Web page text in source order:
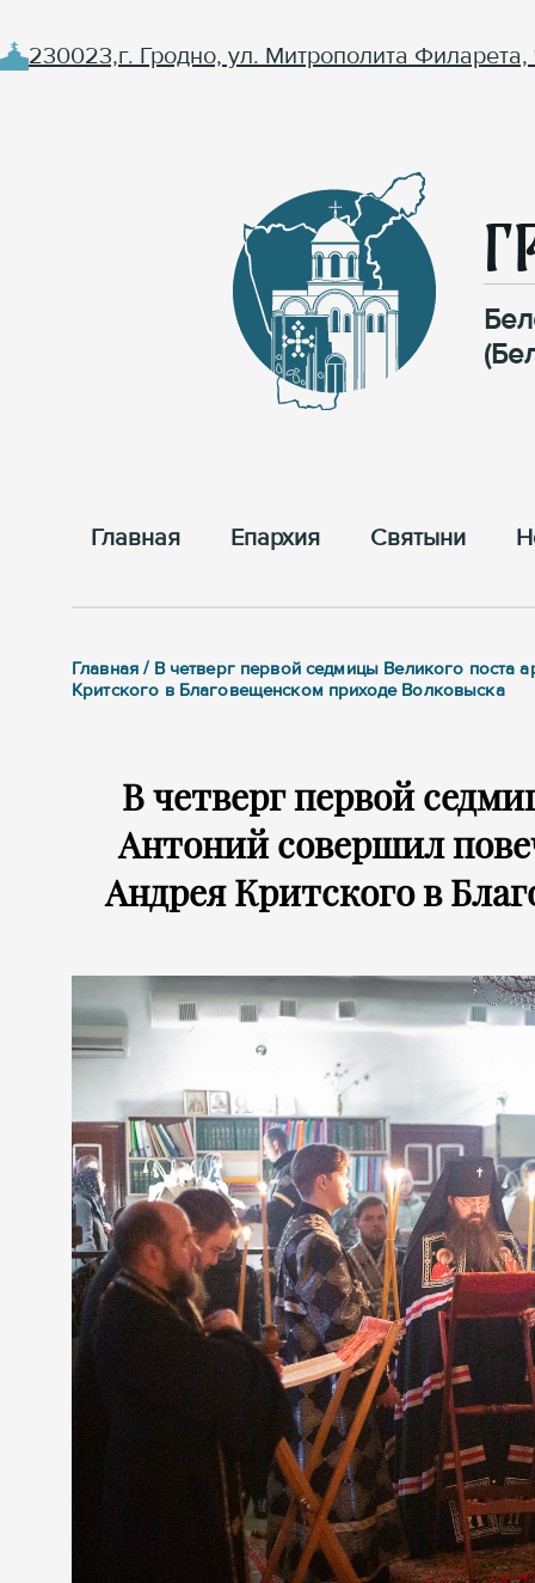
230023,г. Гродно, ул. Митрополита Филарета,
Главная Епархия Cвятыни
Главная / В четверг первой седмицы Великого поста
Критского в Благовещенском приходе Волковыска
В четверг первой
Антоний совершил
Андрея Критского в